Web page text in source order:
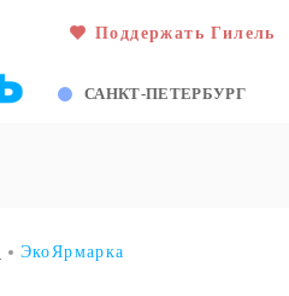
Поддержать Гилель
САНКТ-ПЕТЕРБУРГ
ЭкоЯрмарка